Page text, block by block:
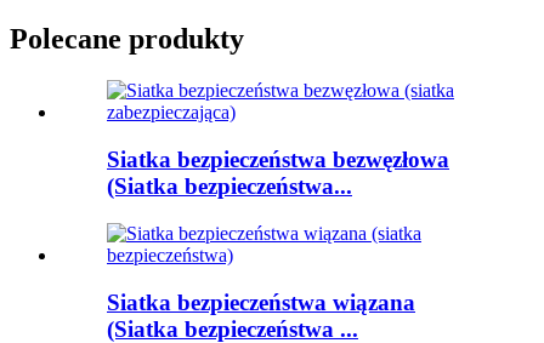
Polecane produkty
Siatka bezpieczeństwa bezwęzłowa
(Siatka bezpieczeństwa...
Siatka bezpieczeństwa wiązana
(Siatka bezpieczeństwa ...